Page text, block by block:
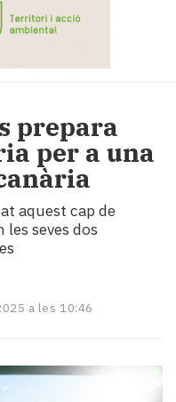
prepara
per a una
aquest cap de
seves dos
a les 10:46